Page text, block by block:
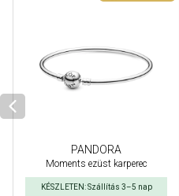
PANDORA
Moments ezüst karperec
KÉSZLETEN: Szállítás 3–5 nap